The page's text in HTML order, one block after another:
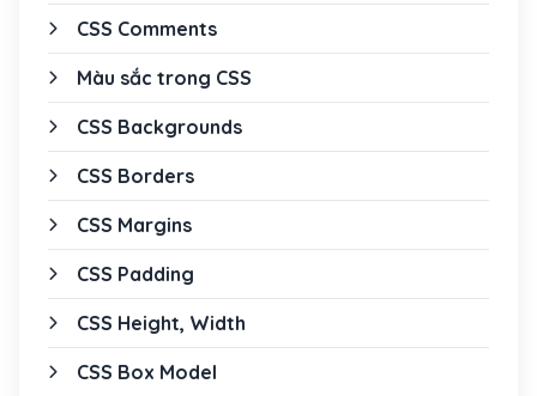
CSS Comments
Màu sắc trong CSS
CSS Backgrounds
CSS Borders
CSS Margins
CSS Padding
CSS Height, Width
CSS Box Model